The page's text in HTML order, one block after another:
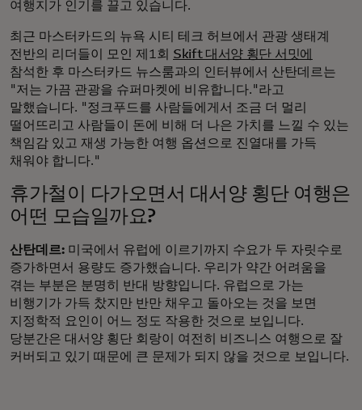
여행지가 인기를 끌고 있습니다.
최근 마스터카드의 뉴욕 시티 테크 허브에서 관광 생태계
전반의 리더들이 모인 제1회 Skift 대서양 횡단 서밋에
참석한 후 마스터카드 뉴스룸과의 인터뷰에서 산탄데르는
"저는 가끔 관광을 슈퍼마켓에 비유합니다."라고
말했습니다. "정크푸드를 사람들에게서 조금 더 멀리
떨어뜨리고 사람들이 돈에 비해 더 나은 가치를 느낄 수 있는
책임감 있고 재생 가능한 여행 옵션으로 진열대를 가득
채워야 합니다."
휴가철이 다가오면서 대서양 횡단 여행은
어떤 모습일까요?
산탄데르: 미국에서 유럽에 이르기까지 수요가 두 자릿수로
증가하면서 용량도 증가했습니다. 우리가 약간 어려움을
겪는 부분은 분명히 반대 방향입니다. 유럽으로 가는
비행기가 가득 찼지만 반만 채우고 돌아오는 것을 보면
지정학적 요인이 어느 정도 작용한 것으로 보입니다.
당분간은 대서양 횡단 회랑이 여전히 비즈니스 여행으로 잘
커버되고 있기 때문에 큰 문제가 되지 않을 것으로 보입니다.